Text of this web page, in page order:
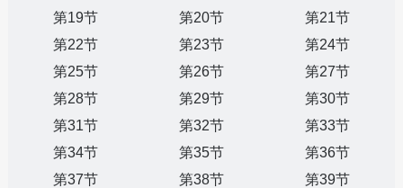
第19节
第20节
第21节
第22节
第23节
第24节
第25节
第26节
第27节
第28节
第29节
第30节
第31节
第32节
第33节
第34节
第35节
第36节
第37节
第38节
第39节